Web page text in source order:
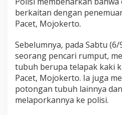
berkaitan dengan
Pacet, Mojokerto.
Sebelumnya, pada Sabtu
seorang pencari rumput,
tubuh berupa telapak kaki
Pacet, Mojokerto. Ia juga
potongan tubuh lainnya
melaporkannya ke polisi.